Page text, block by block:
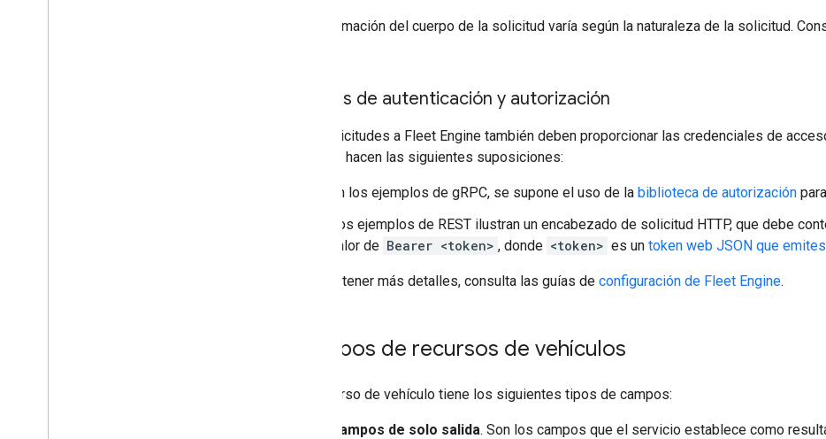
La información del cuerpo de la solicitud varía según la naturaleza de la solicitud.
Tokens de autenticación y autorización
Las solicitudes a Fleet Engine también deben proporcionar las credenciales de
guía, se hacen las siguientes suposiciones:
En los ejemplos de gRPC, se supone el uso de la biblioteca de autorización
Los ejemplos de REST ilustran un encabezado de solicitud HTTP, que debe
valor de Bearer <token> , donde <token> es un token web JSON que emites
Para obtener más detalles, consulta las guías de configuración de Fleet Engine.
Campos de recursos de vehículos
Un recurso de vehículo tiene los siguientes tipos de campos:
Campos de solo salida. Son los campos que el servicio establece como